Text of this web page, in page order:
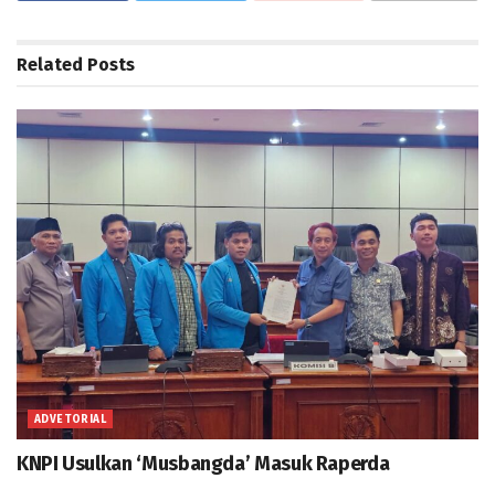
Related Posts
ADVETORIAL
KNPI Usulkan ‘Musbangda’ Masuk Raperda